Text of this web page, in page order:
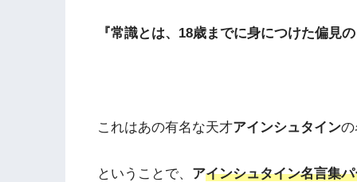
『常識とは、18歳までに身につけた偏見
これはあの有名な天才アインシュタイン
ということで、 アインシュタイン名言集